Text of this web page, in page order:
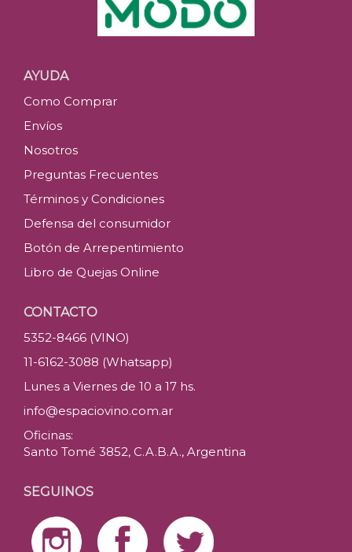
AYUDA
Como Comprar
Envíos
Nosotros
Preguntas Frecuentes
Términos y Condiciones
Defensa del consumidor
Botón de Arrepentimiento
Libro de Quejas Online
CONTACTO
5352-8466 (VINO)
11-6162-3088 (Whatsapp)
Lunes a Viernes de 10 a 17 hs.
info@espaciovino.com.ar
Oficinas:
Santo Tomé 3852, C.A.B.A., Argentina
SEGUINOS